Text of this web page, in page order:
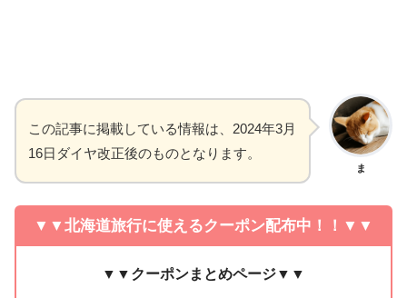
ま
この記事に掲載している情報は、2024年3月
16日ダイヤ改正後のものとなります。
▼▼ 北海道旅行に使えるクーポン配布中！！▼▼
▼▼クーポンまとめページ▼▼